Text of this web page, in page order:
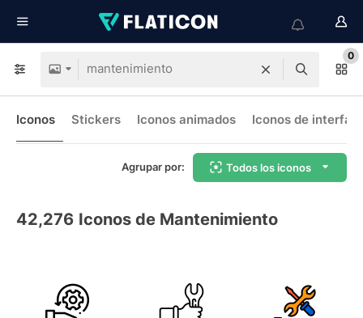
0
Iconos Stickers Iconos animados Iconos de interfaz
Agrupar por: Todos los iconos
42,276 Iconos de Mantenimiento